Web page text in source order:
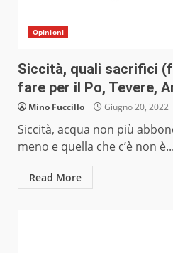
Opinioni
Siccità, quali sacrifici
fare per il Po, Tevere,
Mino Fuccillo Giugno 20, 2022
Siccità, acqua non più
meno e quella che c’è non è...
Read More